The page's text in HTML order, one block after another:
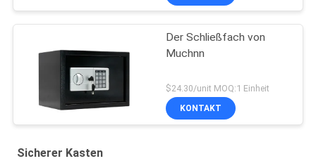
Der Schließfach von
Muchnn
$24.30/unit MOQ:1 Einheit
KONTAKT
Sicherer Kasten